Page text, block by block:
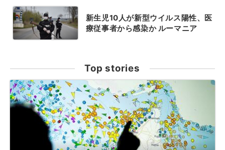
新生児10人が新型ウイルス陽性、医
療従事者から感染か ルーマニア
Top stories